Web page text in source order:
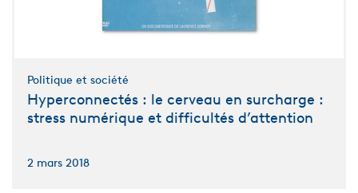
Politique et société
Hyperconnectés : le cerveau en surcharge :
stress numérique et difficultés d’attention
2 mars 2018